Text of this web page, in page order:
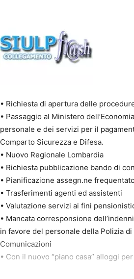
• Richiesta di apertura delle
• Passaggio al Ministero
personale e dei servizi per il
Comparto Sicurezza e Difesa.
• Nuovo Regionale Lombardia
• Richiesta pubblicazione bando di
• Pianificazione assegn.ne
• Trasferimenti agenti ed assistenti
• Valutazione servizi ai fini
• Mancata corresponsione
in favore del personale della Polizia
Comunicazioni
• Con il nuovo “piano casa” alloggi